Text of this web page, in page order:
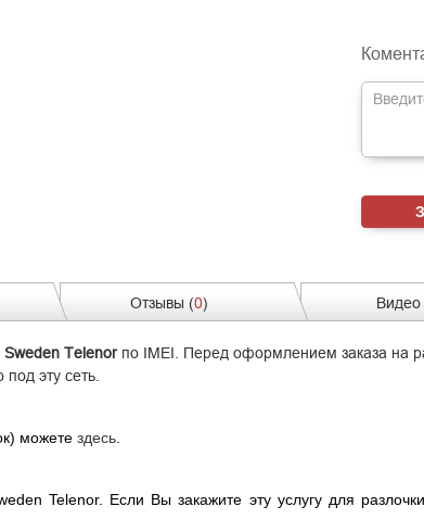
Отзывы (0) Видео
Sweden Telenor по IMEI. Перед оформлением заказа на
эту сеть.
можете здесь
Telenor. Если Вы закажите эту услугу для